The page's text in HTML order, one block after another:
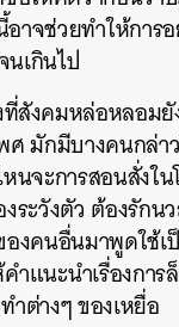
อาจช่วยทำให้การ
นเกินไป
สังคมหล่อหลอมยั
ศ มักมีบางคนกล่า
นจะการสอนสั่งใน
ระวังตัว ต้องรักน
องคนอื่นมาพูดใช้
ำแนะนำเรื่องกา
ำต่างๆ ของเหยื่อ